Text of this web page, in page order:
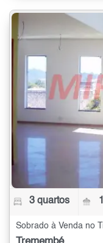
3 quartos
Sobrado à Venda no